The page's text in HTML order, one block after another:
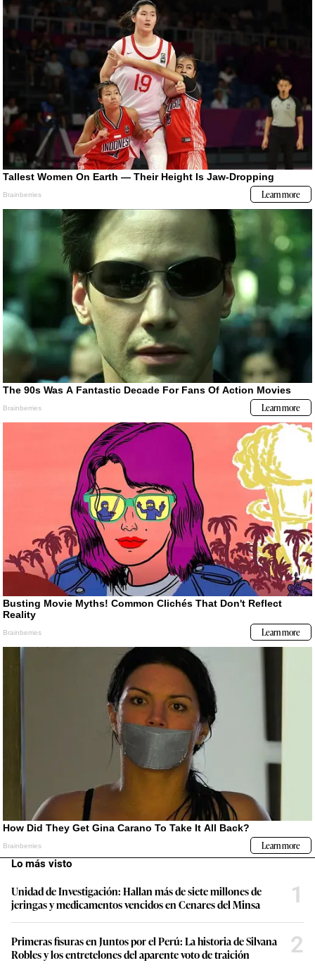
Lo más visto
Unidad de Investigación: Hallan más de siete millones de
jeringas y medicamentos vencidos en Cenares del Minsa
1
Primeras fisuras en Juntos por el Perú: La historia de Silvana
Robles y los entretelones del aparente voto de traición
2